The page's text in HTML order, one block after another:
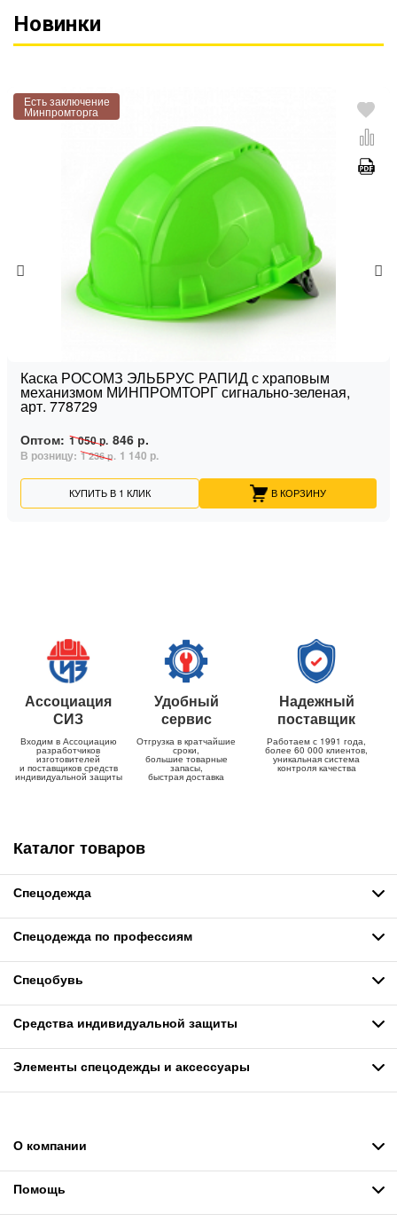
Новинки
Есть заключение
Минпромторга
Каска РОСОМЗ ЭЛЬБРУС РАПИД с храповым
механизмом МИНПРОМТОРГ сигнально-зеленая,
арт. 778729
Оптом: 1 050 р. 846 р.
В розницу: 1 236 р. 1 140 р.
КУПИТЬ В 1 КЛИК В КОРЗИНУ
Ассоциация
СИЗ
Входим в Ассоциацию
разработчиков
изготовителей
и поставщиков средств
индивидуальной защиты
Удобный
сервис
Отгрузка в кратчайшие
сроки,
большие товарные
запасы,
быстрая доставка
Надежный
поставщик
Работаем с 1991 года,
более 60 000 клиентов,
уникальная система
контроля качества
Каталог товаров
Спецодежда
Спецодежда по профессиям
Спецобувь
Средства индивидуальной защиты
Элементы спецодежды и аксессуары
О компании
Помощь